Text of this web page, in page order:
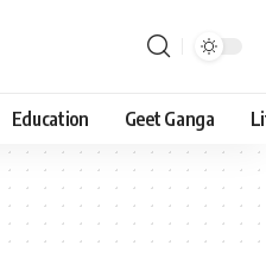
Education Geet Ganga